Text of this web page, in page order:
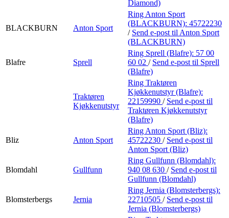
Diamond)
BLACKBURN Anton Sport
Ring Anton Sport
(BLACKBURN): 45722230
/ Send e-post til Anton Sport
(BLACKBURN)
Blafre Sprell
Ring Sprell (Blafre): 57 00
60 02 / Send e-post til Sprell
(Blafre)
Traktøren
Kjøkkenutstyr
Ring Traktøren
Kjøkkenutstyr (Blafre):
22159990 / Send e-post til
Traktøren Kjøkkenutstyr
(Blafre)
Bliz Anton Sport
Ring Anton Sport (Bliz):
45722230 / Send e-post til
Anton Sport (Bliz)
Blomdahl Gullfunn
Ring Gullfunn (Blomdahl):
940 08 630 / Send e-post til
Gullfunn (Blomdahl)
Blomsterbergs Jernia
Ring Jernia (Blomsterbergs):
22710505 / Send e-post til
Jernia (Blomsterbergs)